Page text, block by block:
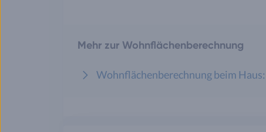
Mehr zur Wohnflächenberechnung
Wohnflächenberechnung beim